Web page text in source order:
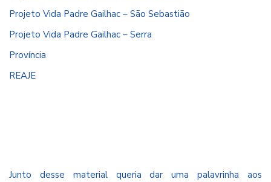
Projeto Vida Padre Gailhac – São Sebastião
Projeto Vida Padre Gailhac – Serra
Província
REAJE
Junto desse material queria dar uma palavrinha aos